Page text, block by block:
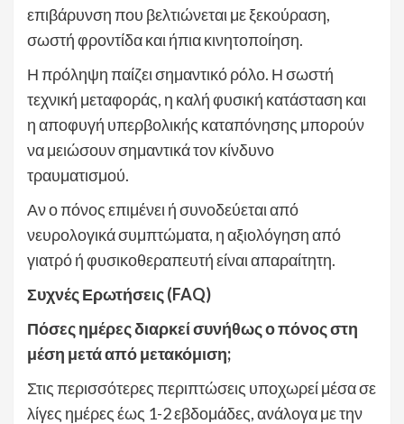
επιβάρυνση που βελτιώνεται με ξεκούραση,
σωστή φροντίδα και ήπια κινητοποίηση.
Η πρόληψη παίζει σημαντικό ρόλο. Η σωστή
τεχνική μεταφοράς, η καλή φυσική κατάσταση και
η αποφυγή υπερβολικής καταπόνησης μπορούν
να μειώσουν σημαντικά τον κίνδυνο
τραυματισμού.
Αν ο πόνος επιμένει ή συνοδεύεται από
νευρολογικά συμπτώματα, η αξιολόγηση από
γιατρό ή φυσικοθεραπευτή είναι απαραίτητη.
Συχνές Ερωτήσεις (FAQ)
Πόσες ημέρες διαρκεί συνήθως ο πόνος στη
μέση μετά από μετακόμιση;
Στις περισσότερες περιπτώσεις υποχωρεί μέσα σε
λίγες ημέρες έως 1-2 εβδομάδες, ανάλογα με την